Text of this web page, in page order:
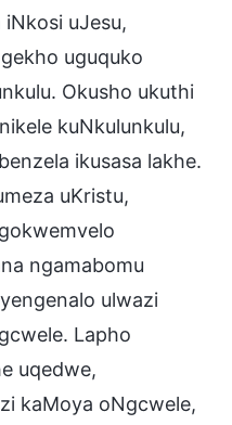
uJesu,
uguquko
Okusho ukuthi
kuNkulunkulu,
ikusasa lakhe.
uKristu,
ngamabomu
ulwazi
Lapho
uqedwe,
kaMoya oNgcwele,